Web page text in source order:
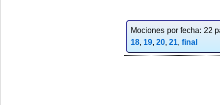
Mociones por fecha: 22
18, 19, 20, 21, final